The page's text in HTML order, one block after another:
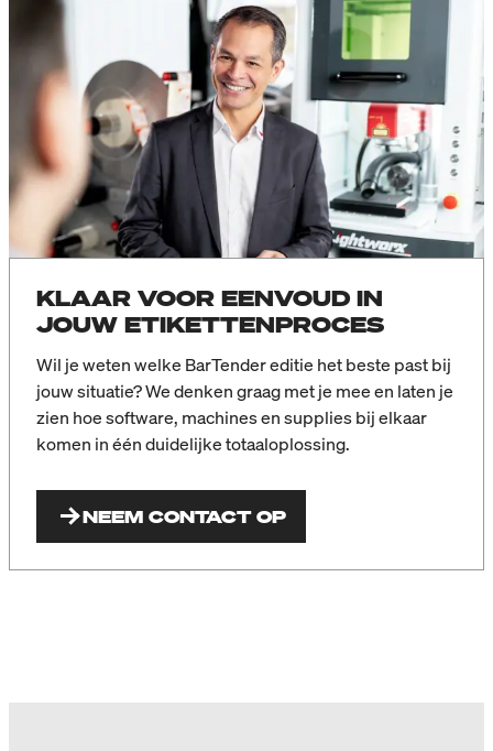
KLAAR VOOR EENVOUD IN
JOUW ETIKETTENPROCES
Wil je weten welke BarTender editie het beste past bij
jouw situatie? We denken graag met je mee en laten je
zien hoe software, machines en supplies bij elkaar
komen in één duidelijke totaaloplossing.
NEEM CONTACT OP